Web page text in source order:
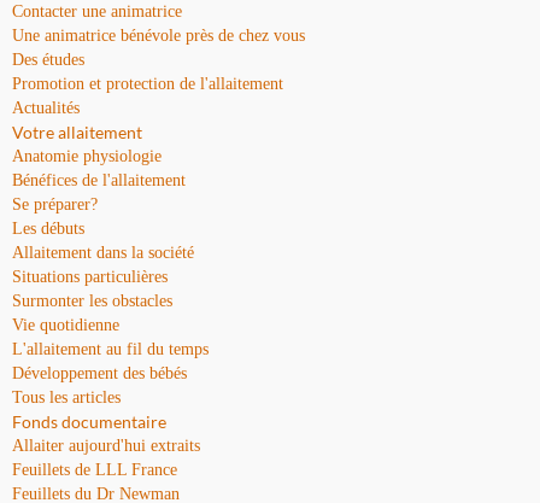
Contacter une animatrice
Une animatrice bénévole près de chez vous
Des études
Promotion et protection de l'allaitement
Actualités
Votre allaitement
Anatomie physiologie
Bénéfices de l'allaitement
Se préparer?
Les débuts
Allaitement dans la société
Situations particulières
Surmonter les obstacles
Vie quotidienne
L'allaitement au fil du temps
Développement des bébés
Tous les articles
Fonds documentaire
Allaiter aujourd'hui extraits
Feuillets de LLL France
Feuillets du Dr Newman